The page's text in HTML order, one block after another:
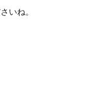
いね。